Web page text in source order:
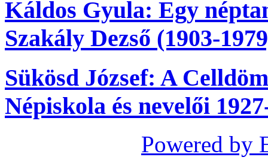
Káldos Gyula: Egy
Szakály Dezső (1903-
Sükösd József: A
Népiskola és nevelői
Powered by